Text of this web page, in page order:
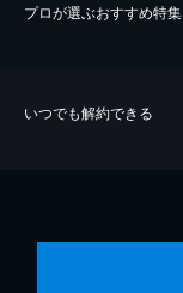
プロが選ぶおすすめ特集
いつでも解約できる